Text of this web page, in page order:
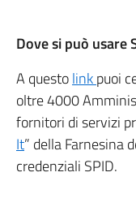
Dove si può usare
A questolinkpuoi
oltre 4000
fornitori di servizi
It” della Farnesina
credenziali SPID.